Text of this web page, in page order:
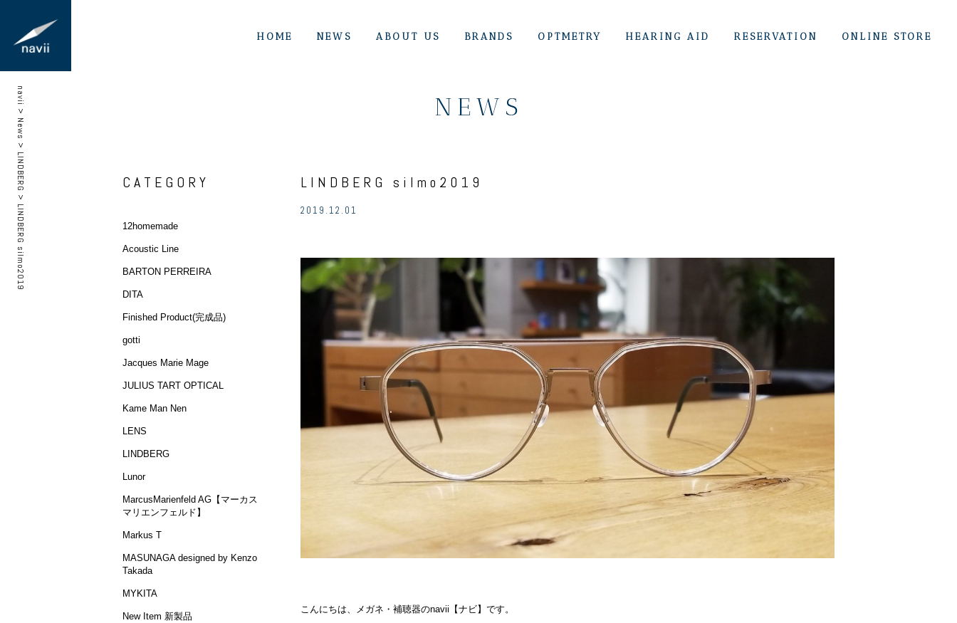
HOME NEWS ABOUT US BRANDS OPTMETRY HEARING AID RESERVATION ONLINE STORE
navii
>
News
>
LINDBERG
>
LINDBERG silmo2019
NEWS
LINDBERG silmo2019
2019.12.01
こんにちは、メガネ・補聴器のnavii【ナビ】です。
CATEGORY
12homemade
Acoustic Line
BARTON PERREIRA
DITA
Finished Product(完成品)
gotti
Jacques Marie Mage
JULIUS TART OPTICAL
Kame Man Nen
LENS
LINDBERG
Lunor
MarcusMarienfeld AG【マーカス
マリエンフェルド】
Markus T
MASUNAGA designed by Kenzo
Takada
MYKITA
New Item 新製品